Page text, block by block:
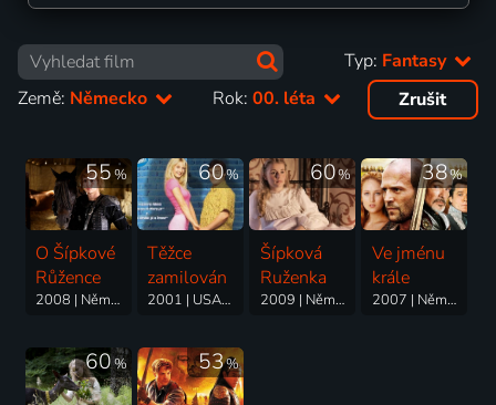
Typ: Fantasy
Země: Německo Rok:00. léta Zrušit
55%
O Šípkové
Růžence
2008 | Německo | Pohádka, Fantasy, Rodinný
60%
Těžce
zamilován
2001 | USA, Německo | Komedie, Drama, Fantasy, Romantický
60%
Šípková
Ruženka
2009 | Německo | Pohádka, Fantasy, Rodinný
38%
Ve jménu
krále
2007 | Německo, Kanada, USA | Drama, Akční, Dobrodružný, Fantasy
60% 53%